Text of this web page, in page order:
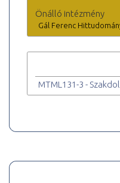
Önálló intézmény
Gál Ferenc
MTML131-3 -